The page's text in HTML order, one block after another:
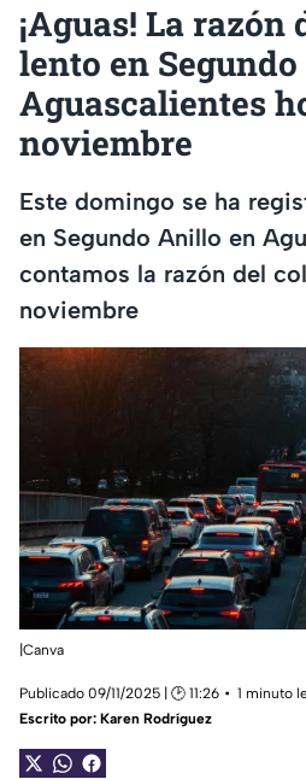
¡Aguas! La razón
lento en
Aguascalientes
noviembre
Este domingo se ha
en Segundo Anillo en
contamos la razón del
noviembre
|Canva
Publicado 09/11/2025 | 🕑 11:26
1 minuto
Escrito por: Karen Rodríguez